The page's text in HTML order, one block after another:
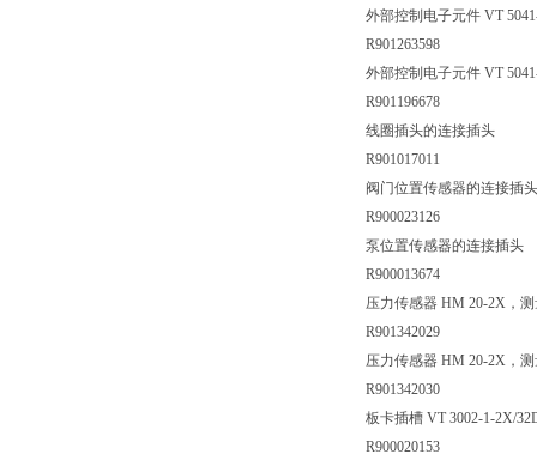
外部控制电子元件 VT
R901263598
外部控制电子元件 VT
R901196678
线圈插头的连接插头
R901017011
阀门位置传感器的连接插头
R900023126
泵位置传感器的连接插头
R900013674
压力传感器 HM 20-2X，测
R901342029
压力传感器 HM 20-2X，测
R901342030
板卡插槽 VT 3002-1-2X/
R900020153